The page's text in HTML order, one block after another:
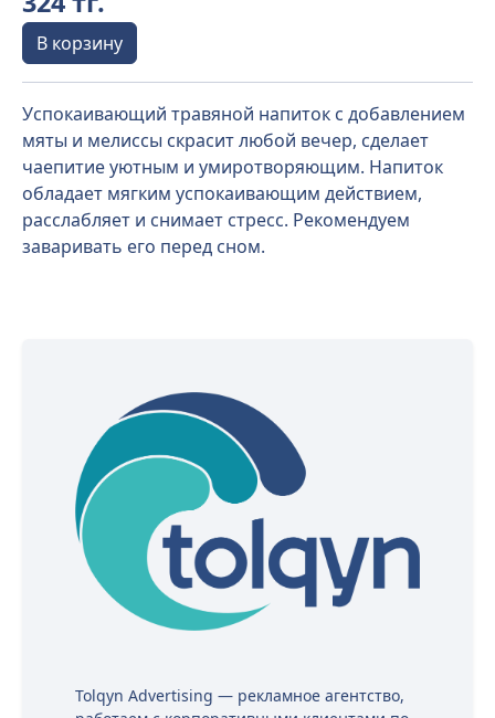
В корзину
Успокаивающий травяной напиток с добавлением
мяты и мелиссы скрасит любой вечер, сделает
чаепитие уютным и умиротворяющим. Напиток
обладает мягким успокаивающим действием,
расслабляет и снимает стресс. Рекомендуем
заваривать его перед сном.
Tolqyn Advertising — рекламное агентство,